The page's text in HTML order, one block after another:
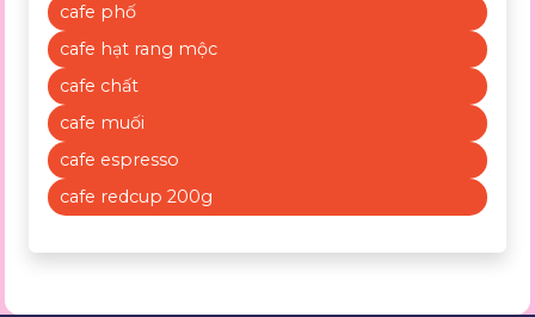
cafe phố
cafe hạt rang mộc
cafe chất
cafe muối
cafe espresso
cafe redcup 200g